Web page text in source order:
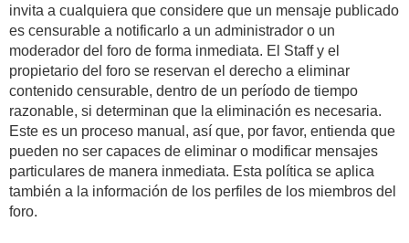
invita a cualquiera que considere que un mensaje publicado
es censurable a notificarlo a un administrador o un
moderador del foro de forma inmediata. El Staff y el
propietario del foro se reservan el derecho a eliminar
contenido censurable, dentro de un período de tiempo
razonable, si determinan que la eliminación es necesaria.
Este es un proceso manual, así que, por favor, entienda que
pueden no ser capaces de eliminar o modificar mensajes
particulares de manera inmediata. Esta política se aplica
también a la información de los perfiles de los miembros del
foro.